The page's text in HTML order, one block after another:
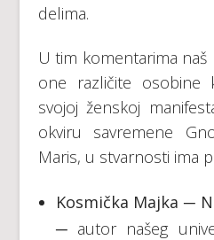
delima.
U tim komentarima naš
one različite osobine
svojoj ženskoj
okviru savremene
Maris, u stvarnosti ima
Kosmička Majka ─
─ autor našeg